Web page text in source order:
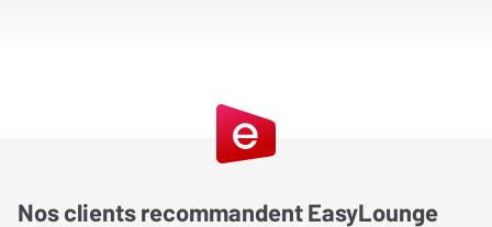
Nos clients recommandent EasyLounge